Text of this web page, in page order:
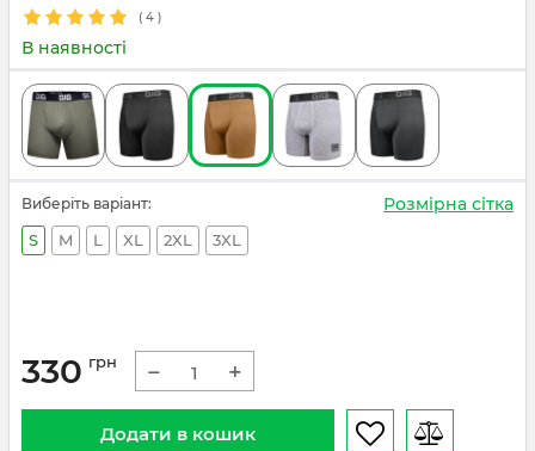
( 4 )
В наявності
Виберіть варіант:
S M L XL 2XL 3XL
Розмірна сітка
330 грн − +
Додати в кошик